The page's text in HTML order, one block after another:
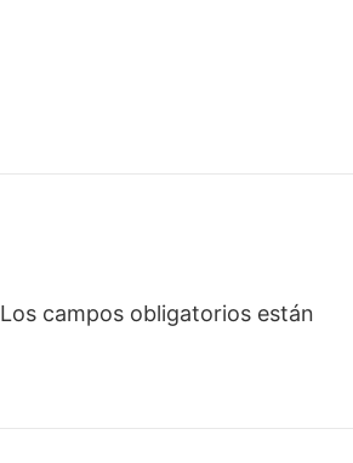
Los campos obligatorios están